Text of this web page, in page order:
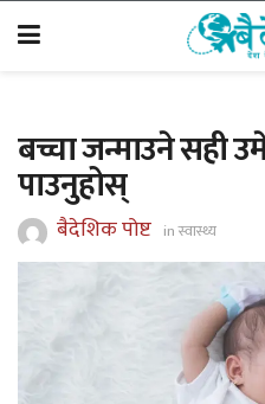
बच्चा जन्माउने सही
पाउनुहोस्
बैदेशिक पोष्ट inस्वास्थ्य